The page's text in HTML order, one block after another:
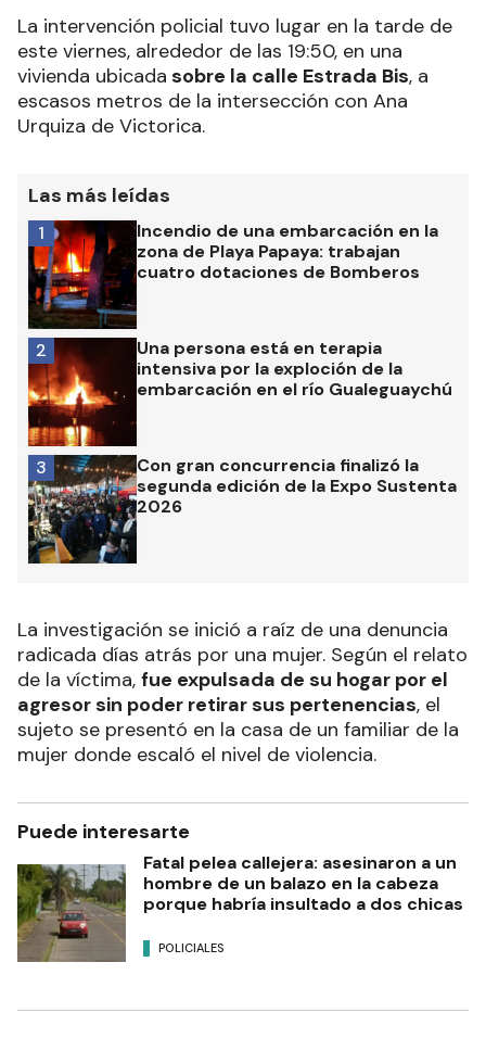
La intervención policial tuvo lugar en la tarde de
este viernes, alrededor de las 19:50, en una
vivienda ubicada sobre la calle Estrada Bis, a
escasos metros de la intersección con Ana
Urquiza de Victorica.
Las más leídas
Incendio de una embarcación en la
zona de Playa Papaya: trabajan
cuatro dotaciones de Bomberos
1
Una persona está en terapia
intensiva por la exploción de la
embarcación en el río Gualeguaychú
2
Con gran concurrencia finalizó la
segunda edición de la Expo Sustenta
2026
3
La investigación se inició a raíz de una denuncia
radicada días atrás por una mujer. Según el relato
de la víctima, fue expulsada de su hogar por el
agresor sin poder retirar sus pertenencias, el
sujeto se presentó en la casa de un familiar de la
mujer donde escaló el nivel de violencia.
Puede interesarte
Fatal pelea callejera: asesinaron a un
hombre de un balazo en la cabeza
porque habría insultado a dos chicas
POLICIALES